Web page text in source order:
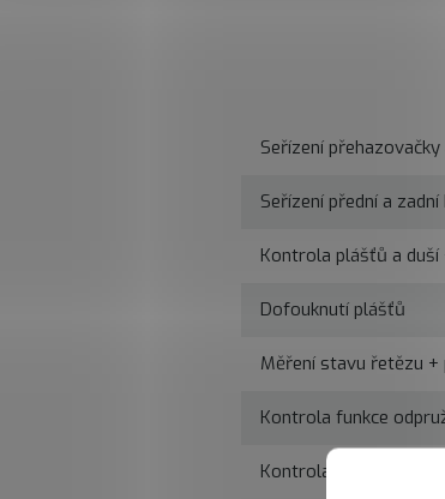
Seřízení
Seřízení přední a
Kontrola plášťů a duší
Dofouknutí plášťů
Měření stavu řetězu +
Kontrola funkce
Kontrola středového